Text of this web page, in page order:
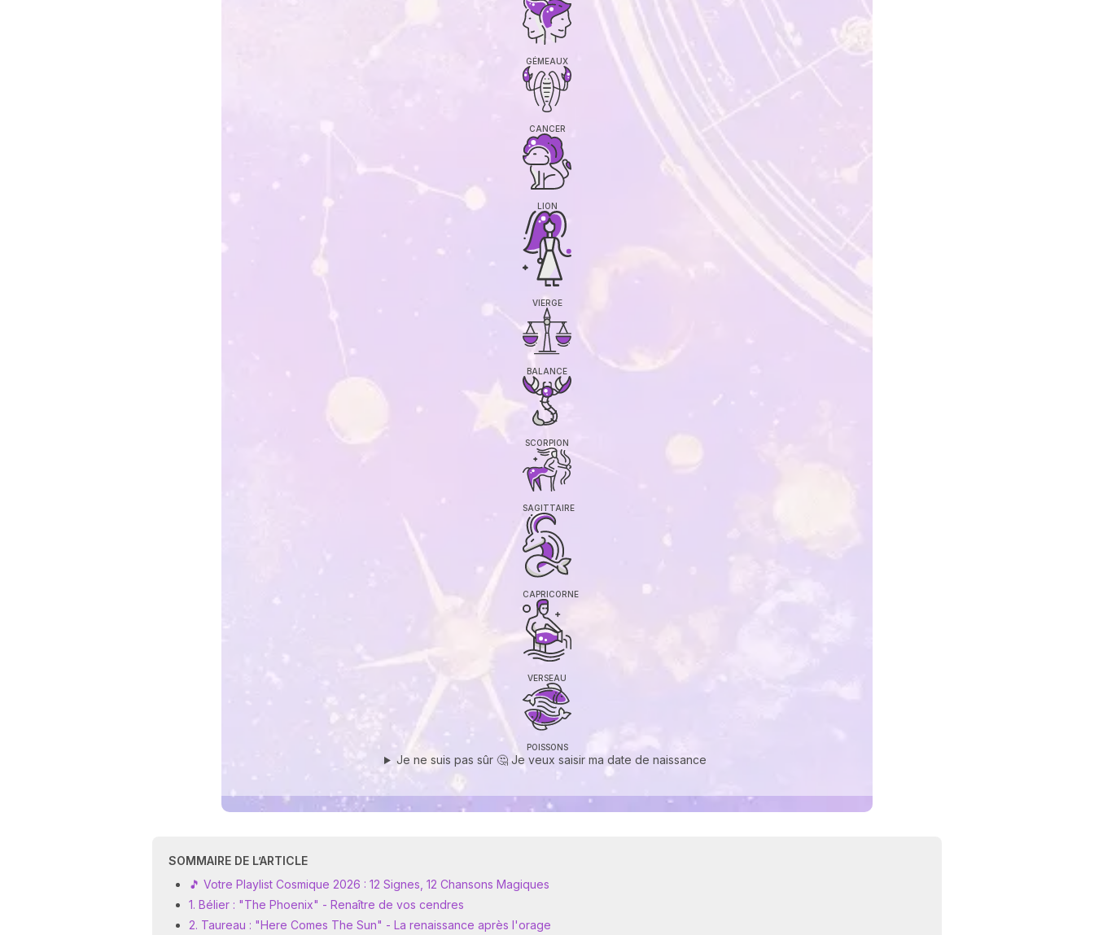
GÉMEAUX
CANCER
LION
VIERGE
BALANCE
SCORPION
SAGITTAIRE
CAPRICORNE
VERSEAU
POISSONS
Je ne suis pas sûr 🤔 Je veux saisir ma date de naissance
SOMMAIRE DE L’ARTICLE
🎵 Votre Playlist Cosmique 2026 : 12 Signes, 12 Chansons Magiques
1. Bélier : "The Phoenix" - Renaître de vos cendres
2. Taureau : "Here Comes The Sun" - La renaissance après l'orage